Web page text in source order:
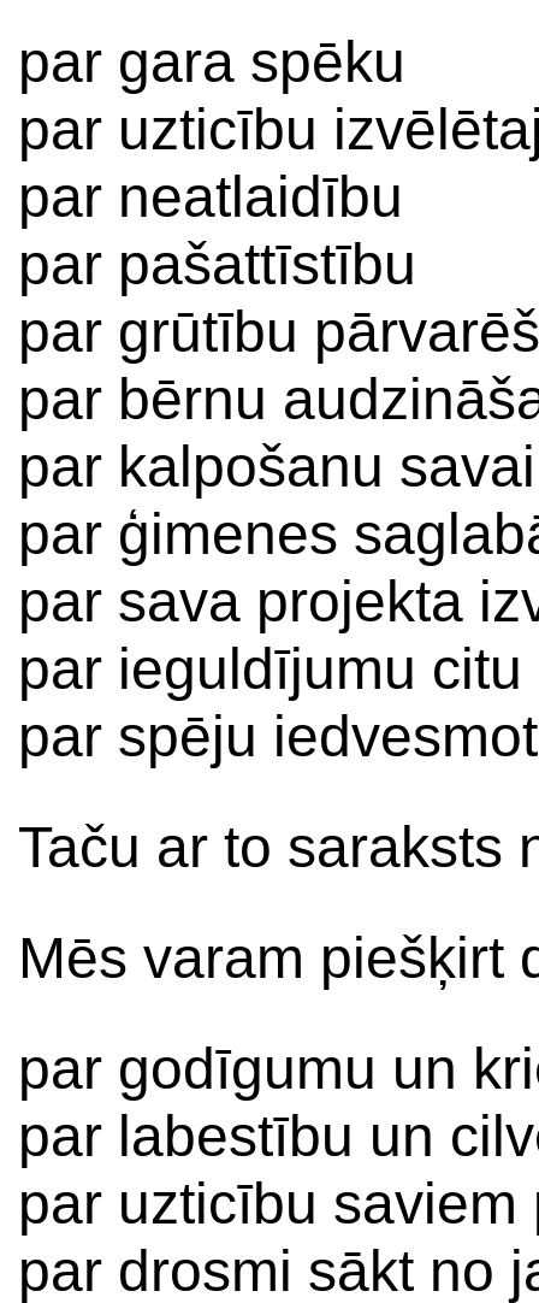
par gara spēku
par uzticību
par neatlaidību
par pašattīstību
par grūtību
par bērnu
par kalpošanu
par ģimenes
par sava projekta
par ieguldījumu
par spēju iedvesmot
Taču ar to saraksts
Mēs varam piešķirt
par godīgumu un
par labestību un
par uzticību saviem
par drosmi sākt no